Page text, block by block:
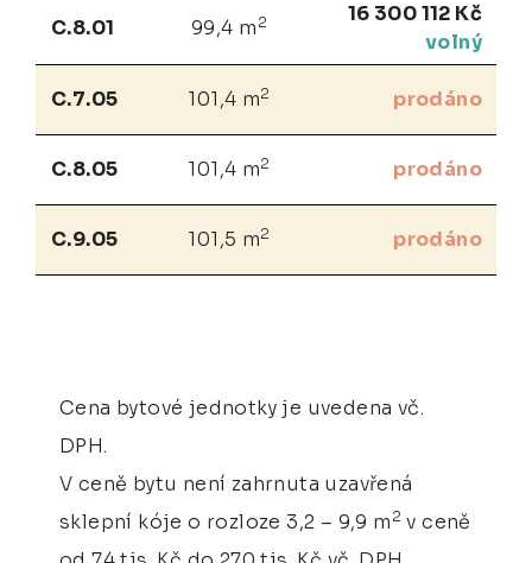
C.8.01 99,4 m 2
16 300 112 Kč
volný
C.7.05 101,4 m2 prodáno
C.8.05 101,4 m2 prodáno
C.9.05 101,5 m2 prodáno
Cena bytové jednotky je uvedena vč.
DPH.
V ceně bytu není zahrnuta uzavřená
sklepní kóje o rozloze 3,2 – 9,9 m 2 v ceně